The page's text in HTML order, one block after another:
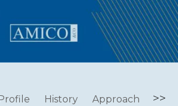
History Approach >>